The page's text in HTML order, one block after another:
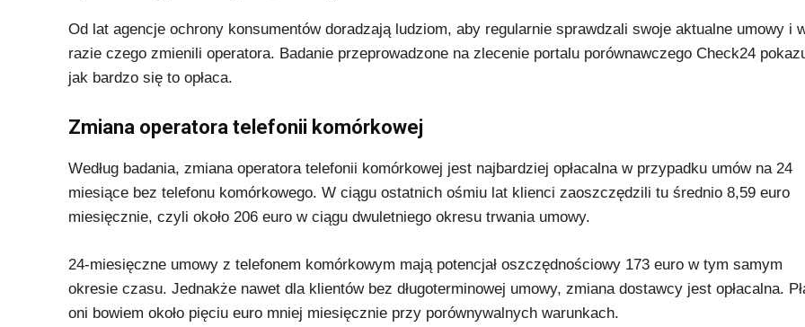
Od lat agencje ochrony konsumentów doradzają ludziom, aby regularnie sprawdzali swoje aktualne umowy i
razie czego zmienili operatora. Badanie przeprowadzone na zlecenie portalu porównawczego Check24
jak bardzo się to opłaca.
Zmiana operatora telefonii komórkowej
Według badania, zmiana operatora telefonii komórkowej jest najbardziej opłacalna w przypadku umów na 24
miesiące bez telefonu komórkowego. W ciągu ostatnich ośmiu lat klienci zaoszczędzili tu średnio 8,59 euro
miesięcznie, czyli około 206 euro w ciągu dwuletniego okresu trwania umowy.
24-miesięczne umowy z telefonem komórkowym mają potencjał oszczędnościowy 173 euro w tym samym
okresie czasu. Jednakże nawet dla klientów bez długoterminowej umowy, zmiana dostawcy jest opłacalna.
oni bowiem około pięciu euro mniej miesięcznie przy porównywalnych warunkach.